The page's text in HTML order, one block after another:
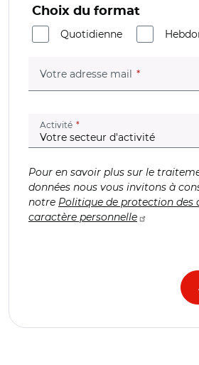
Choix du format
Quotidienne
Votre adresse mail (champ
Activité (champ obligatoire)
Pour en savoir plus sur le
données nous vous invitons à
notre Politique de protection des
caractère personnelle